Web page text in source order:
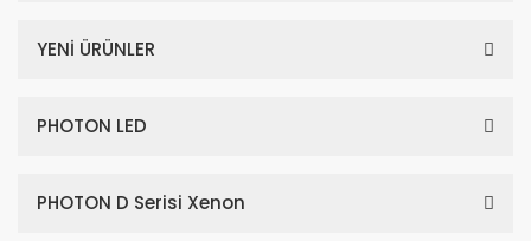
YENİ ÜRÜNLER
PHOTON LED
PHOTON D Serisi Xenon